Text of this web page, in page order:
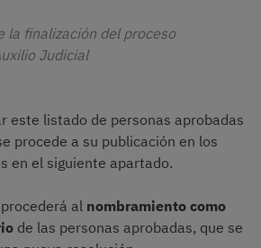
la finalización del proceso
Judicial
este listado de personas aprobadas
procede a su publicación en los
en el siguiente apartado.
al nombramiento como
de las personas aprobadas, que se